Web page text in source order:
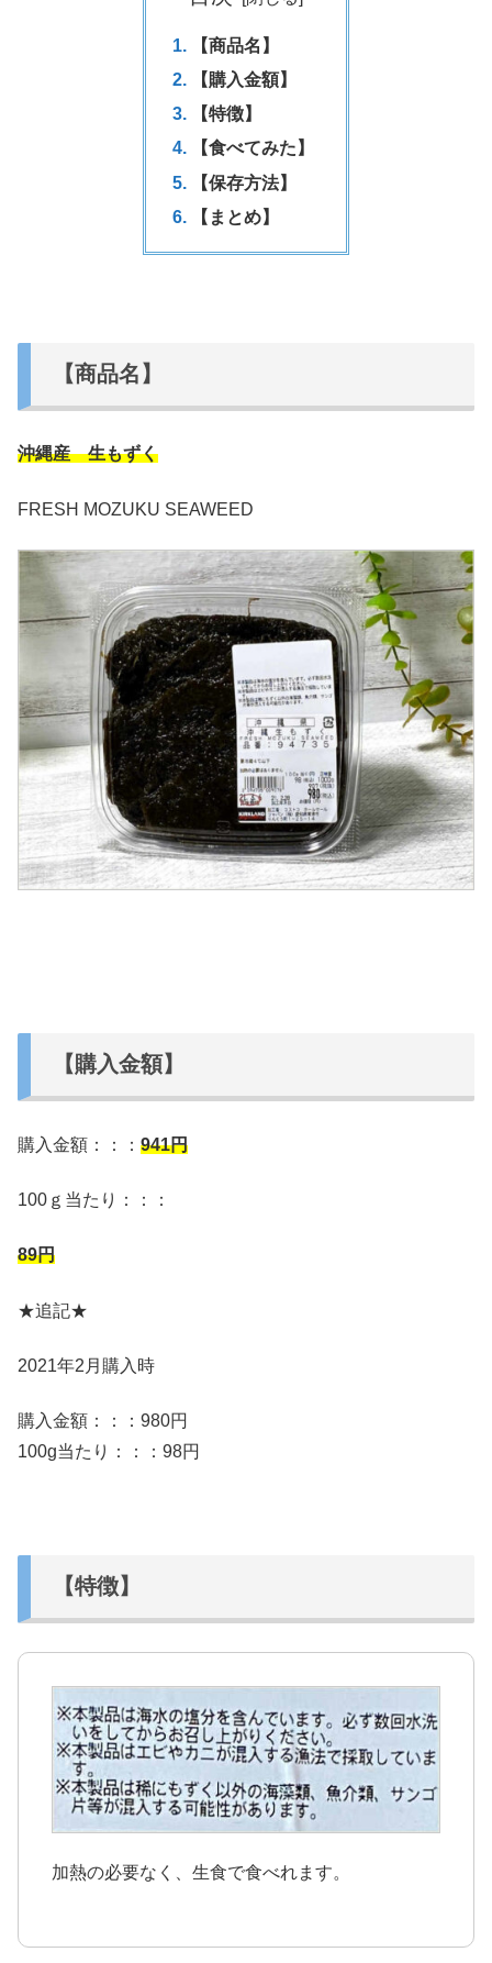
【商品名】
【購入金額】
【特徴】
【食べてみた】
【保存方法】
【まとめ】
【商品名】
沖縄産 生もずく
FRESH MOZUKU SEAWEED
【購入金額】
購入金額：：： 941円
100ｇ当たり：：：
89円
★追記★
2021年2月購入時
購入金額：：：980円
100g当たり：：：98円
【特徴】
加熱の必要なく、生食で食べれます。